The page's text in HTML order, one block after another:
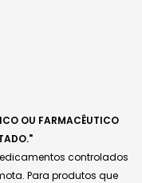
OU FARMACÊUTICO
controlados
Para produtos que